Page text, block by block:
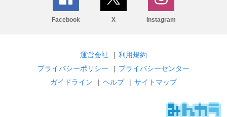
Facebook X Instagram
運営会社 | 利用規約
プライバシーポリシー
| プライバシーセンター
ガイドライン
| ヘルプ | サイトマップ